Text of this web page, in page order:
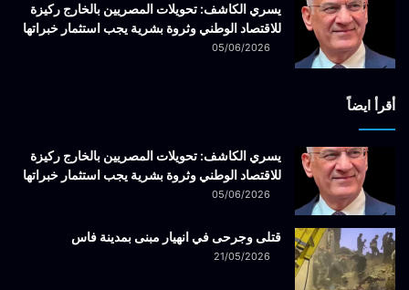
يسري الكاشف: تحويلات المصريين بالخارج ركيزة
للاقتصاد الوطني وثروة بشرية يجب استثمار خبراتها
05/06/2026
أقرأ ايضاً
يسري الكاشف: تحويلات المصريين بالخارج ركيزة
للاقتصاد الوطني وثروة بشرية يجب استثمار خبراتها
05/06/2026
قتلى وجرحى في انهيار مبنى بمدينة فاس
21/05/2026